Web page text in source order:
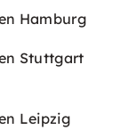
Hamburg
Stuttgart
Leipzig